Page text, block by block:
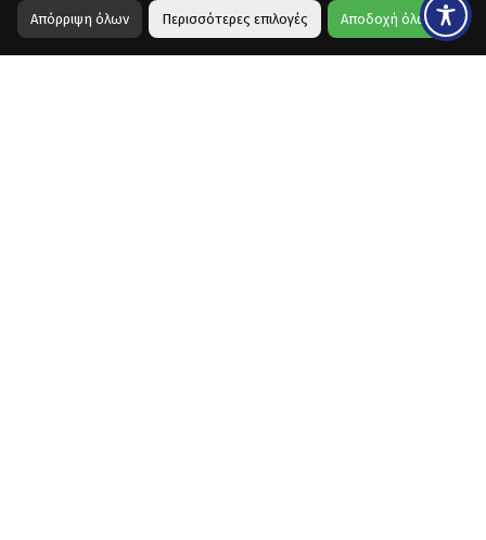
Απόρριψη όλων Περισσότερες επιλογές Αποδοχή όλων